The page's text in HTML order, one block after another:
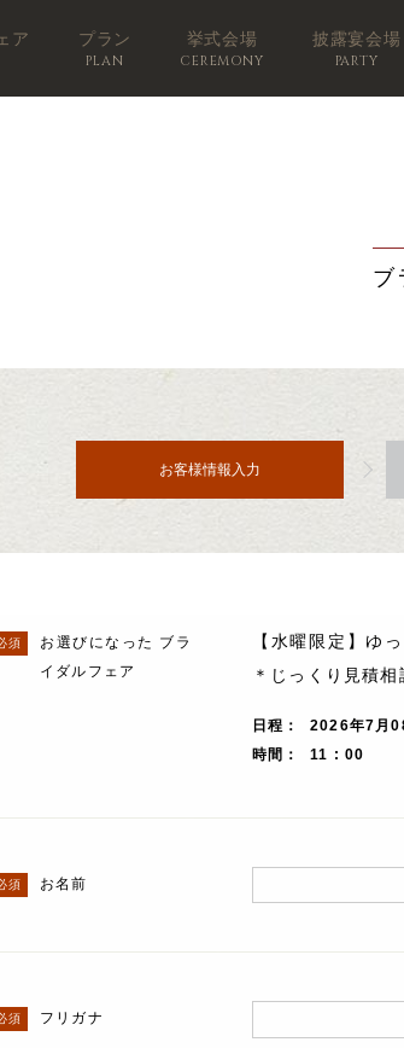
ア プラン
PLAN
挙式会場
CEREMONY
披露宴会場
PARTY
ブ
お客様情報入力
お選びになった ブラ
イダルフェア
【水曜限定】ゆ
＊じっくり見積相
日程
2026年7月
時間
11 : 00
お名前
フリガナ